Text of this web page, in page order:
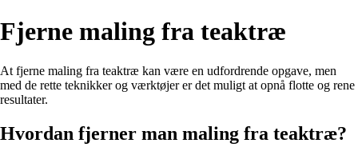
Fjerne maling fra teaktræ
At fjerne maling fra teaktræ kan være en udfordrende opgave, men
med de rette teknikker og værktøjer er det muligt at opnå flotte og rene
resultater.
Hvordan fjerner man maling fra teaktræ?